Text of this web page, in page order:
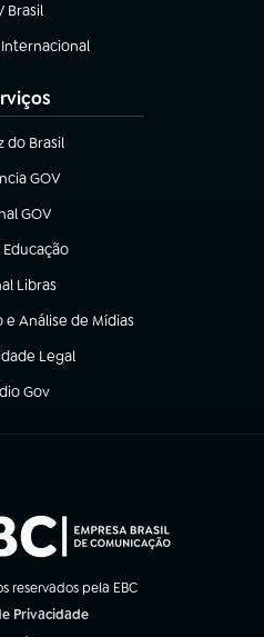
Brasilem nova aba)
Internacional
nova aba)
do Brasil
nova aba)
GOV
em nova aba)
GOV
em nova aba)
Educação
nova aba)
Libras
em nova aba)
Análise de Mídias
Legal
nova aba)
Gov
em nova aba)
reservados pela EBC
Privacidade